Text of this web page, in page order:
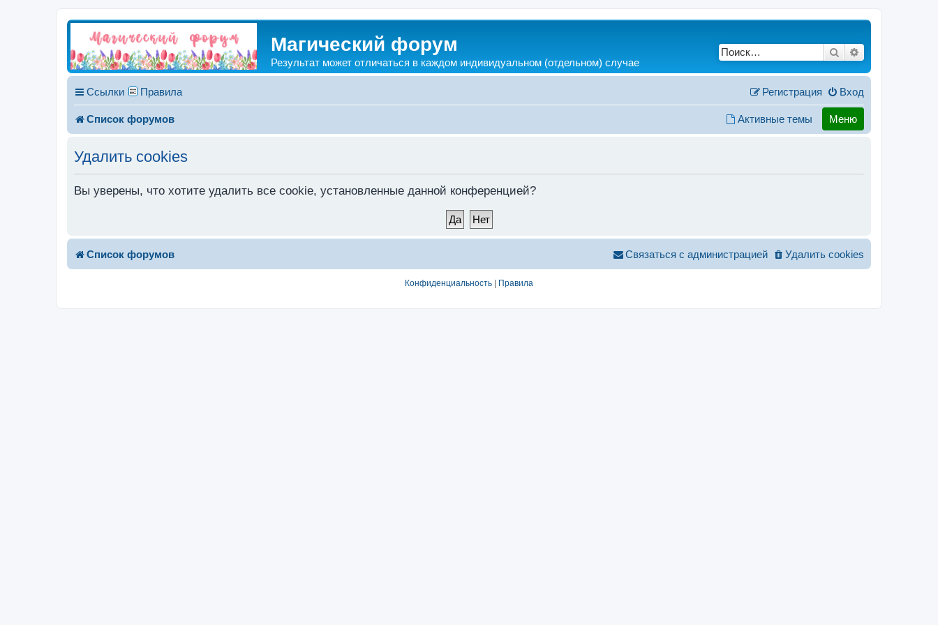
Магический форум
Результат может отличаться в каждом индивидуальном (отдельном) случае
Поиск
Ссылки Правила Вход
Регистрация
Список форумов Активные темы Меню
Удалить cookies
Вы уверены, что хотите удалить все cookie, установленные данной конференцией?
Список форумов Удалить cookies
Связаться с администрацией
Конфиденциальность Правила